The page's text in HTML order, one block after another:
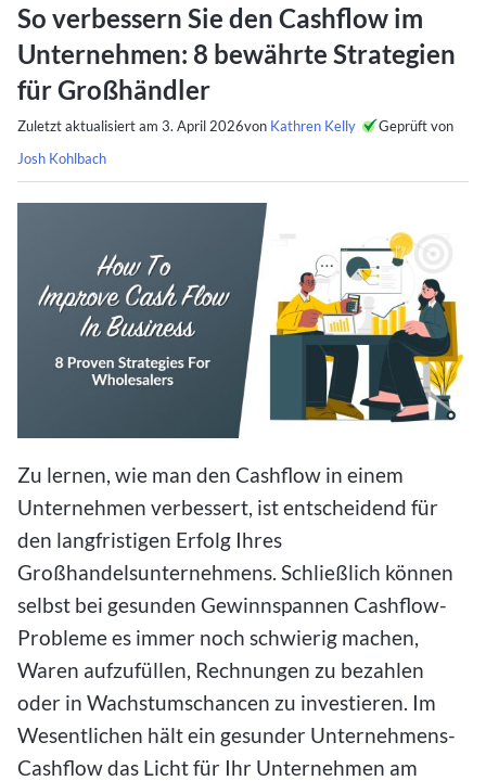
So verbessern Sie den Cashflow im
Unternehmen: 8 bewährte Strategien
für Großhändler
Zuletzt aktualisiert am 3. April 2026von Kathren Kelly
Geprüft von
Josh Kohlbach
Zu lernen, wie man den Cashflow in einem
Unternehmen verbessert, ist entscheidend für
den langfristigen Erfolg Ihres
Großhandelsunternehmens. Schließlich können
selbst bei gesunden Gewinnspannen Cashflow-
Probleme es immer noch schwierig machen,
Waren aufzufüllen, Rechnungen zu bezahlen
oder in Wachstumschancen zu investieren. Im
Wesentlichen hält ein gesunder Unternehmens-
Cashflow das Licht für Ihr Unternehmen am